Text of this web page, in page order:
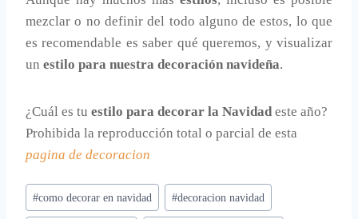
mezclar o no definir del todo alguno de estos, lo que
es recomendable es saber qué queremos, y visualizar
un estilo para nuestra decoración navideña.
¿Cuál es tu estilo para decorar la Navidad este año?
Prohibida la reproducción total o parcial de esta
pagina de decoracion
Etiquetas
de
#como decorar en navidad #decoracion navidad